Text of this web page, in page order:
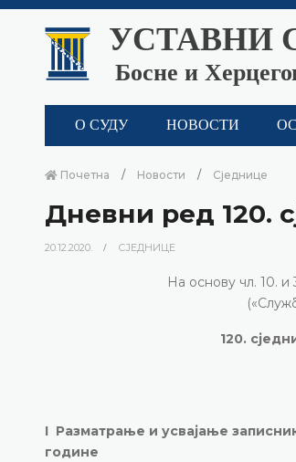
УСТАВНИ
Босне и
О СУДУ НОВОСТИ
Почетна Новости Сједнице
Дневни ред 120.
20.12.2020. СЈЕДНИЦЕ
На основу чл. 10.
120.
I Разматрање и усвајање
године